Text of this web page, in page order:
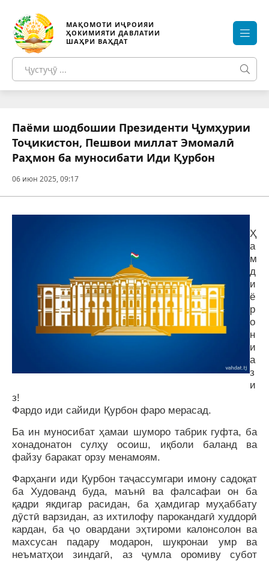
МАҚОМОТИ ИҶРОИЯИ
ҲОКИМИЯТИ ДАВЛАТИИ
ШАҲРИ ВАҲДАТ
Паёми шодбошии Президенти Ҷумҳурии
Тоҷикистон, Пешвои миллат Эмомалӣ
Раҳмон ба муносибати Иди Қурбон
06 июн 2025, 09:17
Ҳ
а
м
д
и
ё
р
о
н
и
а
з
и
з!
Фардо иди сайиди Қурбон фаро мерасад.
Ба ин муносибат ҳамаи шуморо табрик гуфта, ба
хонадонатон сулҳу осоиш, иқболи баланд ва
файзу баракат орзу менамоям.
Фарҳанги иди Қурбон таҷассумгари имону садоқат
ба Худованд буда, маънӣ ва фалсафаи он ба
қадри якдигар расидан, ба ҳамдигар муҳаббату
дӯстӣ варзидан, аз ихтилофу парокандагӣ худдорӣ
кардан, ба ҷо овардани эҳтироми калонсолон ва
махсусан падару модарон, шукронаи умр ва
неъматҳои зиндагӣ, аз ҷумла оромиву субот